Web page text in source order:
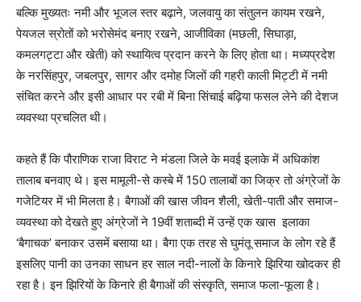
बल्कि मुख्यतः नमी और भूजल स्तर बढ़ाने, जलवायु का संतुलन कायम रखने,
पेयजल स्रोतों को भरोसेमंद बनाए रखने, आजीविका (मछली, सिघाड़ा,
कमलगट्टा और खेती) को स्थायित्व प्रदान करने के लिए होता था। मध्यप्रदेश
के नरसिंहपुर, जबलपुर, सागर और दमोह जिलों की गहरी काली मिट्टी में नमी
संचित करने और इसी आधार पर रबी में बिना सिंचाई बढ़िया फसल लेने की देशज
व्यवस्था प्रचलित थी।
कहते हैं कि पौराणिक राजा विराट ने मंडला जिले के मवई इलाके में अधिकांश
तालाब बनवाए थे। इस मामूली-से कस्बे में 150 तालाबों का जिक्र तो अंग्रेजों के
गजेटियर में भी मिलता है। बैगाओं की खास जीवन शैली, खेती-पाती और समाज-
व्यवस्था को देखते हुए अंग्रेजों ने 19वीं शताब्दी में उन्हें एक खास इलाका
‘बैगाचक’ बनाकर उसमें बसाया था। बैगा एक तरह से घुमंतू समाज के लोग रहे हैं
इसलिए पानी का उनका साधन हर साल नदी-नालों के किनारे झिरिया खोदकर ही
रहा है। इन झिरियों के किनारे ही बैगाओं की संस्कृति, समाज फला-फूला है।